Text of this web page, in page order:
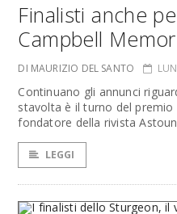
Finalisti anche
Campbell
DI MAURIZIO DEL SANTO
Continuano gli annunci
stavolta è il turno del
fondatore della rivista
LEGGI